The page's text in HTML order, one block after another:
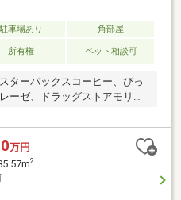
駐車場あり
角部屋
所有権 ペット相談可
ターバックスコーヒー、びっ
ーゼ、ドラッグストアモリ等
、病院も充実した環境で、フ
まいになられるのにお薦めで
できるマンションもうれしい
万円
2